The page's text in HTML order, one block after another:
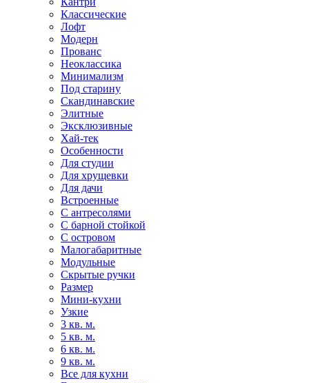
Классические
Лофт
Модерн
Прованс
Неоклассика
Минимализм
Под старину
Скандинавские
Элитные
Эксклюзивные
Хай-тек
Особенности
Для студии
Для хрущевки
Для дачи
Встроенные
С антресолями
С барной стойкой
С островом
Малогабаритные
Модульные
Скрытые ручки
Размер
Мини-кухни
Узкие
3 кв. м.
5 кв. м.
6 кв. м.
9 кв. м.
Все для кухни